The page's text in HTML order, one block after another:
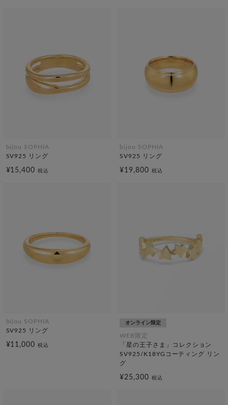
bijou SOPHIA
SV925 リング
¥15,400税込
bijou SOPHIA
SV925 リング
¥19,800 税込
bijou SOPHIA
SV925 リング
¥11,000税込
オンライン限定
WEB限定
「星の王子さま」コレクション
SV925/K18YGコーティング リン
グ
¥25,300 税込